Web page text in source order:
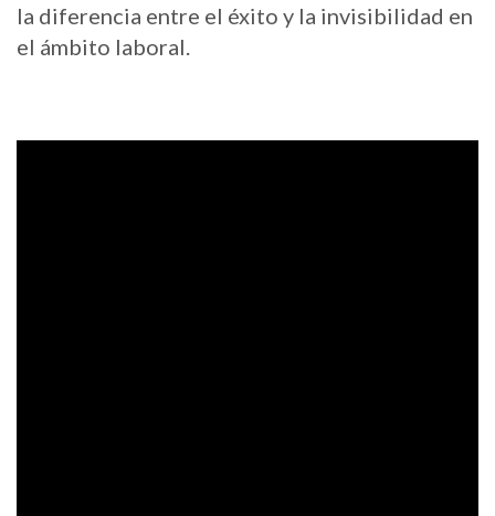
la diferencia entre el éxito y la invisibilidad en
el ámbito laboral.